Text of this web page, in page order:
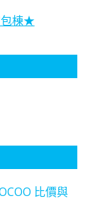
包棟★
比價與